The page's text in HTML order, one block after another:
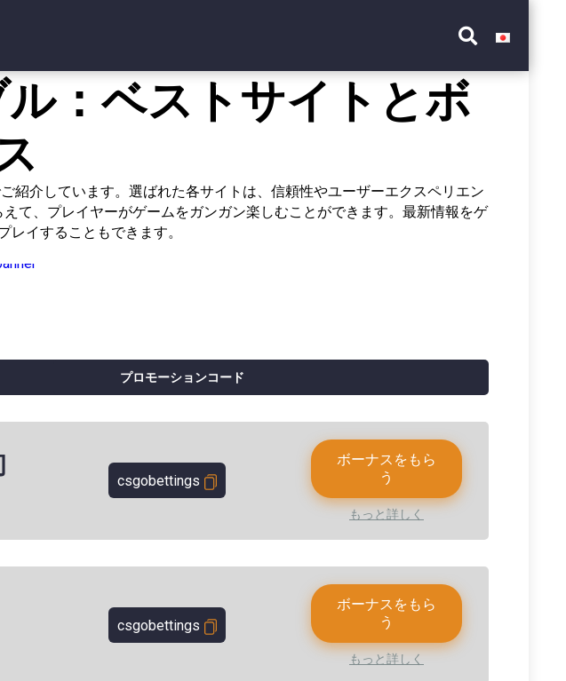
：ベストサイトとボ
紹介しています。選ばれた各サイトは、信頼性やユーザーエクスペリエン
て、プレイヤーがゲームをガンガン楽しむことができます。最新情報をゲ
レイすることもできます。
プロモーションコード
csgobettings
ボーナスをもら
う
もっと詳しく
csgobettings
ボーナスをもら
う
もっと詳しく